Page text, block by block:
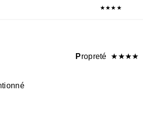
★★★ ★
Propreté ★★★★